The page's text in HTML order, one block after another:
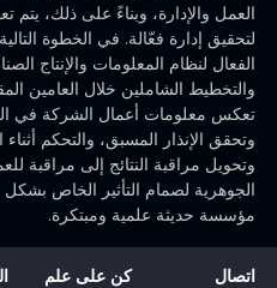
العمل والإدارة، وبناءً على ذلك،
لتحقيق إدارة فعّالة. في الخطوة
الفعال لنظام المعلومات والإنتاج
والتخطيط الشاملين خلال العامين
تعكس معلومات أعمال الشركة في
وتحقق الإنذار المسبق، والتحكم أثناء
وتحويل مراقبة النتائج إلى مراقبة
الجوهرية لصمام التأثير الخاص
مؤسسة حديثة علمية ومبتكرة.
اتصال
كن على علم